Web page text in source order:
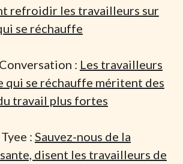
refroidir les travailleurs sur
se réchauffe
: Les travailleurs
qui se réchauffe méritent des
travail plus fortes
: Sauvez-nous de la
disent les travailleurs de